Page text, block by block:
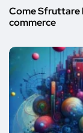
Come Sfruttare
commerce